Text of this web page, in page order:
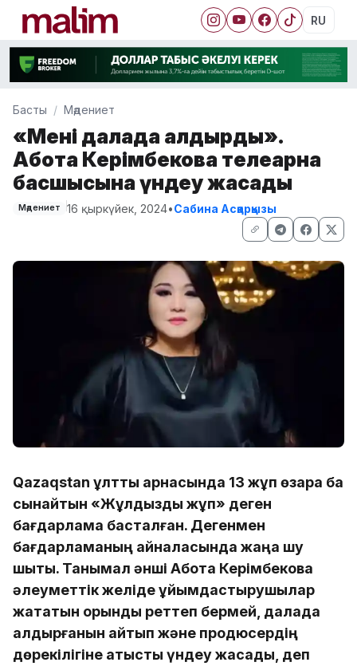
RU
Басты Мәдениет
«Мені далада қалдырды».
Ақбота Керімбекова телеарна
басшысына үндеу жасады
Мәдениет 16 қыркүйек, 2024•Сабина Асқарқызы
Qazaqstan ұлттық арнасында 13 жұп өзара бақ
сынайтын «Жұлдызды жұп» деген
бағдарлама басталған. Дегенмен
бағдарламаның айналасында жаңа шу
шықты. Танымал әнші Ақбота Керімбекова
әлеуметтік желіде ұйымдастырушылар
жататын орынды реттеп бермей, далада
қалдырғанын айтып және продюсердің
дөрекілігіне қатысты үндеу жасады, деп